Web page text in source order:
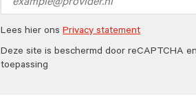
address
Lees hier onsPrivacy statement
Deze site is beschermd door reCAPTCHA
toepassing